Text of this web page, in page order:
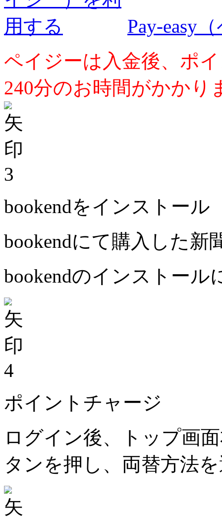
Pay-easy
ペイジーは入金後、ポ
240分のお時間がかかり
3
bookendをインストール
bookendにて購入した新
bookendのインストール
4
ポイントチャージ
ログイン後、トップ画
タンを押し、両替方法